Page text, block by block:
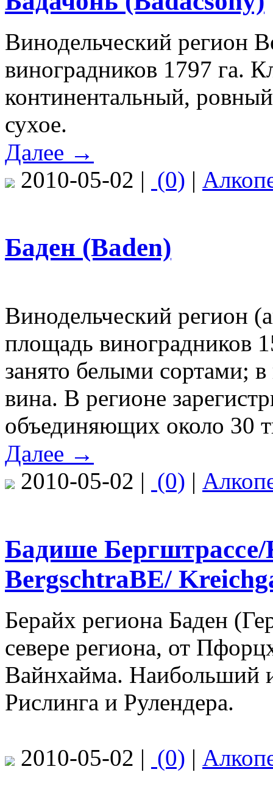
Винодельческий регион
виноградников 1797 га.
континентальный,
сухое.
Далее →
2010-05-02 | (0) |
Баден (Baden)
Винодельческий регион
площадь виноградников
занято белыми сортами;
вина. В регионе
объединяющих около 30
Далее →
2010-05-02 | (0) |
Бадише Бергштрассе/
BergschtraΒE/
Берайх региона Баден
севере региона, от
Вайнхайма. Наибольший
Рислинга и Рулендера.
2010-05-02 | (0) |